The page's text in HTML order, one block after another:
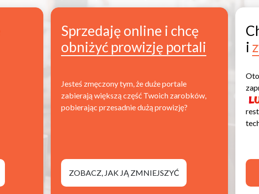
Sprzedaję online i chcę
obniżyć prowizję portali
Jesteś zmęczony tym, że duże portale
zabierają większą część Twoich zarobków,
pobierając przesadnie dużą prowizję?
ZOBACZ, JAK JĄ ZMNIEJSZYĆ
i